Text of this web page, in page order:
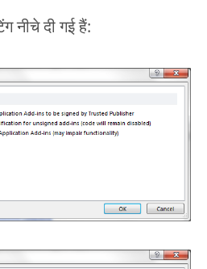
नीचे दी गई हैं: